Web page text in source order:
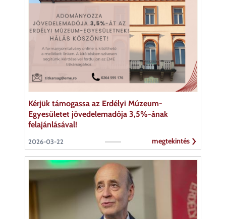
Kérjük támogassa az Erdélyi Múzeum-
Egyesületet jövedelemadója 3,5%-ának
felajánlásával!
2026-03-22 megtekintés